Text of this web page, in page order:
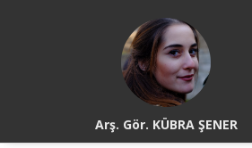
Arş. Gör. KÜBRA ŞENER